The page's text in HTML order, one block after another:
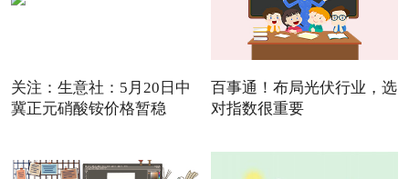
关注：生意社：5月20日中
冀正元硝酸铵价格暂稳
百事通！布局光伏行业，选
对指数很重要